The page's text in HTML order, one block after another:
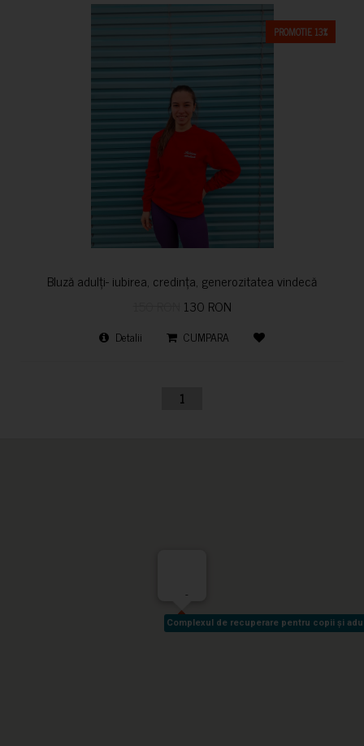
PROMOTIE 13%
Bluză adulți- iubirea, credința, generozitatea vindecă
130 RON
Detalii CUMPARA
1
Complexul de recuperare pentru copii și
Complexul de recuperare pentru copii și
-